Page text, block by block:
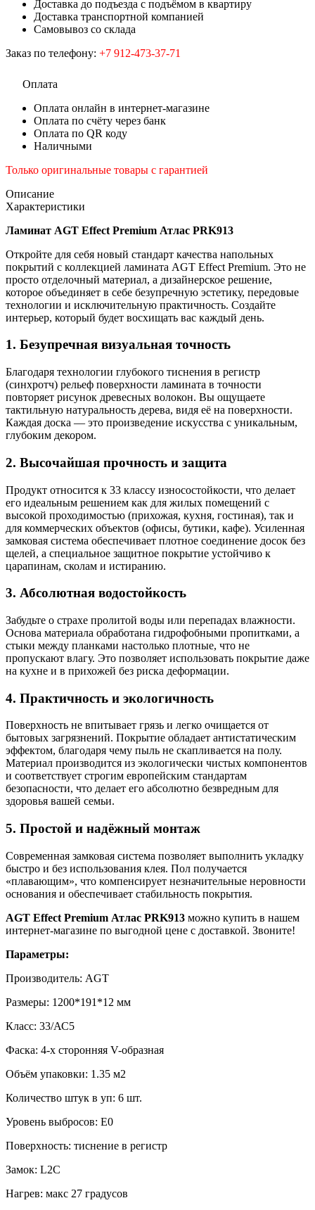
Доставка до подъезда с подъёмом в квартиру
Доставка транспортной компанией
Самовывоз со склада
Заказ по телефону: +7 912-473-37-71
Оплата
Оплата онлайн в интернет-магазине
Оплата по счёту через банк
Оплата по QR коду
Наличными
Только оригинальные товары с гарантией
Описание
Характеристики
Ламинат AGT Effect Premium Атлас PRK913
Откройте для себя новый стандарт качества напольных
покрытий с коллекцией ламината AGT Effect Premium. Это не
просто отделочный материал, а дизайнерское решение,
которое объединяет в себе безупречную эстетику, передовые
технологии и исключительную практичность. Создайте
интерьер, который будет восхищать вас каждый день.
1. Безупречная визуальная точность
Благодаря технологии глубокого тиснения в регистр
(синхротч) рельеф поверхности ламината в точности
повторяет рисунок древесных волокон. Вы ощущаете
тактильную натуральность дерева, видя её на поверхности.
Каждая доска — это произведение искусства с уникальным,
глубоким декором.
2. Высочайшая прочность и защита
Продукт относится к 33 классу износостойкости, что делает
его идеальным решением как для жилых помещений с
высокой проходимостью (прихожая, кухня, гостиная), так и
для коммерческих объектов (офисы, бутики, кафе). Усиленная
замковая система обеспечивает плотное соединение досок без
щелей, а специальное защитное покрытие устойчиво к
царапинам, сколам и истиранию.
3. Абсолютная водостойкость
Забудьте о страхе пролитой воды или перепадах влажности.
Основа материала обработана гидрофобными пропитками, а
стыки между планками настолько плотные, что не
пропускают влагу. Это позволяет использовать покрытие даже
на кухне и в прихожей без риска деформации.
4. Практичность и экологичность
Поверхность не впитывает грязь и легко очищается от
бытовых загрязнений. Покрытие обладает антистатическим
эффектом, благодаря чему пыль не скапливается на полу.
Материал производится из экологически чистых компонентов
и соответствует строгим европейским стандартам
безопасности, что делает его абсолютно безвредным для
здоровья вашей семьи.
5. Простой и надёжный монтаж
Современная замковая система позволяет выполнить укладку
быстро и без использования клея. Пол получается
«плавающим», что компенсирует незначительные неровности
основания и обеспечивает стабильность покрытия.
AGT Effect Premium Атлас PRK913 можно купить в нашем
интернет-магазине по выгодной цене с доставкой. Звоните!
Параметры:
Производитель: AGT
Размеры: 1200*191*12 мм
Класс: 33/АС5
Фаска: 4-х сторонняя V-образная
Объём упаковки: 1.35 м2
Количество штук в уп: 6 шт.
Уровень выбросов: Е0
Поверхность: тиснение в регистр
Замок: L2C
Нагрев: макс 27 градусов